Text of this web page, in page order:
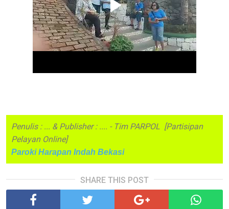
Penulis : ... & Publisher : .... - Tim PARPOL [Partisipan
Pelayan Online]
Paroki Harapan Indah Bekasi
SHARE THIS POST